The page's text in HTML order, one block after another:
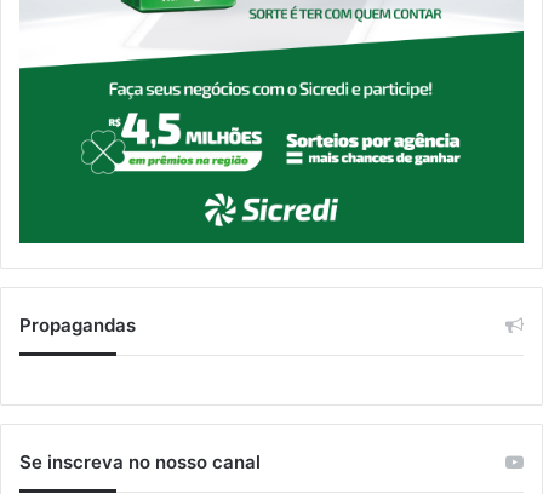
Propagandas
Se inscreva no nosso canal